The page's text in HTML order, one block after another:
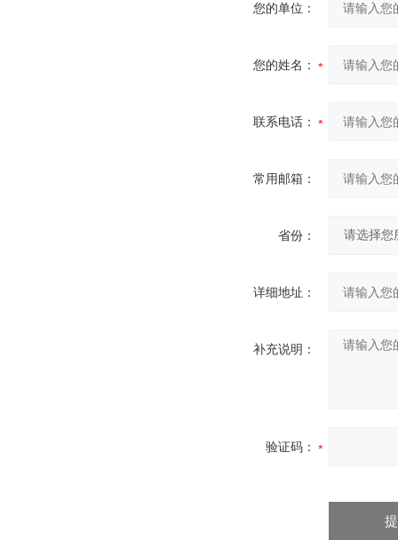
您的单位：
您的姓名：
联系电话：
常用邮箱：
省份：
详细地址：
补充说明：
验证码：